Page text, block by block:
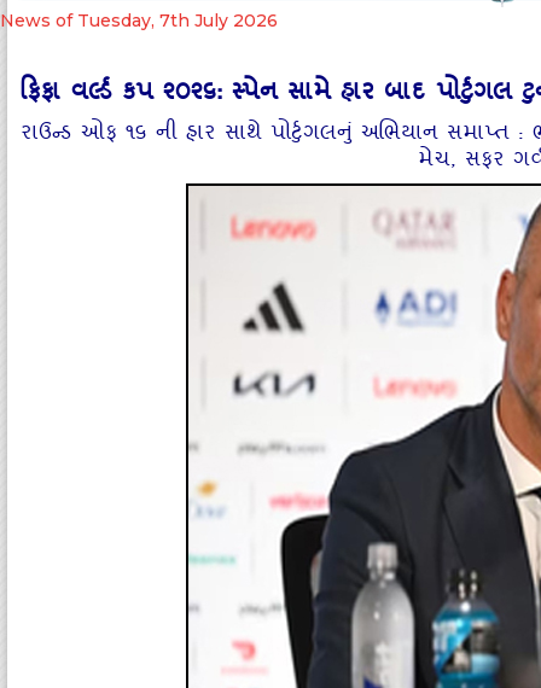
News of Tuesday, 7th July 2026
ફિફા વર્લ્ડ કપ ૨૦૨૬: સ્પેન સામે હાર બાદ પોર્ટુગલ
રાઉન્ડ ઓફ ૧૬ ની હાર સાથે પોર્ટુગલનું અભિયાન સમાપ્ત :
મેચ, સફર